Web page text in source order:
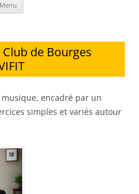
Menu
Club de Bourges
encadré par un
simples et variés autour